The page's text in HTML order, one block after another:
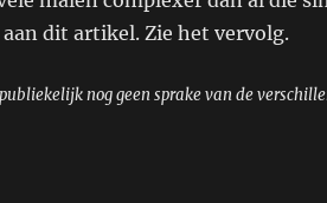
dit artikel. Zie het vervolg.
nog geen sprake van de